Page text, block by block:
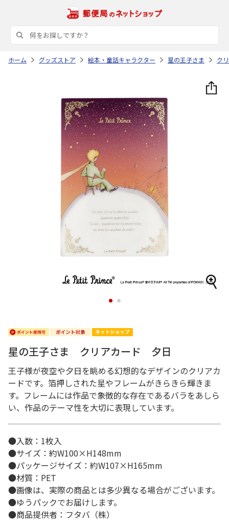
ホーム グッズストア 絵本・童話キャラクター 星の王子さま ク
1 2
星の王子さま クリアカード 夕日
王子様が夜空や夕日を眺める幻想的なデザインのクリアカ
ードです。箔押しされた星やフレームがきらきら輝きま
す。フレームには作品で象徴的な存在であるバラをあしら
い、作品のテーマ性を大切に表現しています。
●入数：1枚入
●サイズ：約W100×H148mm
●パッケージサイズ：約W107×H165mm
●材質：PET
●画像は、実際の商品とは多少異なる場合がございます。
●ゆうパックでお届けします。
●商品提供者：フタバ（株）